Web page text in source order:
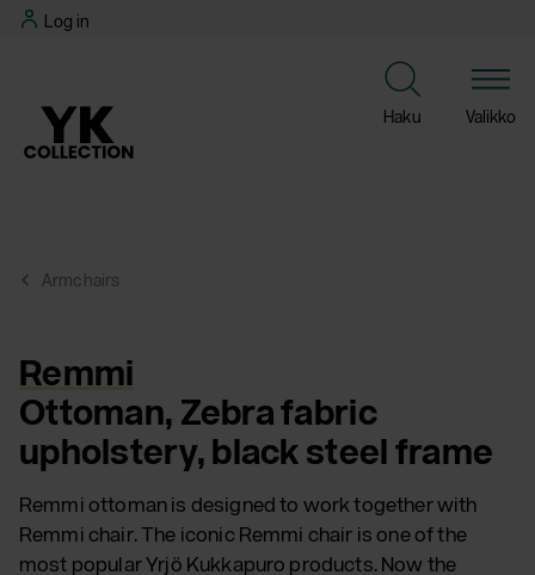
Skip Log in
Haku Valikko
Armchairs
Remmi
Ottoman, Zebra fabric
upholstery, black steel frame
Remmi ottoman is designed to work together with
Remmi chair. The iconic Remmi chair is one of the
most popular Yrjö Kukkapuro products. Now the